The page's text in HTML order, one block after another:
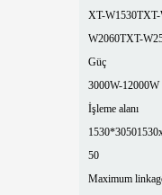
XT-W1530TXT-
W2060TXT-
Güç
3000W-12000W
İşleme alanı
1530*3050
50
Maximum